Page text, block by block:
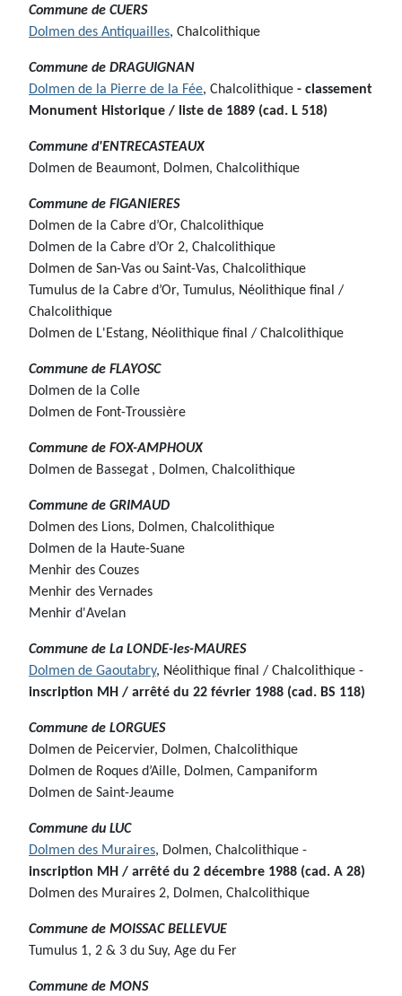
Commune de CUERS
Dolmen des Antiquailles, Chalcolithique
Commune de DRAGUIGNAN
Dolmen de la Pierre de la Fée, Chalcolithique - classement
Monument Historique / liste de 1889 (cad. L 518)
Commune d'ENTRECASTEAUX
Dolmen de Beaumont, Dolmen, Chalcolithique
Commune de FIGANIERES
Dolmen de la Cabre d’Or, Chalcolithique
Dolmen de la Cabre d’Or 2, Chalcolithique
Dolmen de San-Vas ou Saint-Vas, Chalcolithique
Tumulus de la Cabre d’Or, Tumulus, Néolithique final /
Chalcolithique
Dolmen de L'Estang, Néolithique final / Chalcolithique
Commune de FLAYOSC
Dolmen de la Colle
Dolmen de Font-Troussière
Commune de FOX-AMPHOUX
Dolmen de Bassegat , Dolmen, Chalcolithique
Commune de GRIMAUD
Dolmen des Lions, Dolmen, Chalcolithique
Dolmen de la Haute-Suane
Menhir des Couzes
Menhir des Vernades
Menhir d'Avelan
Commune de La LONDE-les-MAURES
Dolmen de Gaoutabry, Néolithique final / Chalcolithique -
inscription MH / arrêté du 22 février 1988 (cad. BS 118)
Commune de LORGUES
Dolmen de Peicervier, Dolmen, Chalcolithique
Dolmen de Roques d’Aille, Dolmen, Campaniform
Dolmen de Saint-Jeaume
Commune du LUC
Dolmen des Muraires, Dolmen, Chalcolithique -
inscription MH / arrêté du 2 décembre 1988 (cad. A 28)
Dolmen des Muraires 2, Dolmen, Chalcolithique
Commune de MOISSAC BELLEVUE
Tumulus 1, 2 & 3 du Suy, Age du Fer
Commune de MONS